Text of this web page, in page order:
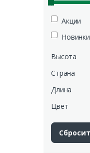
Акции
Новинки
Высота
Страна
Длина
Цвет